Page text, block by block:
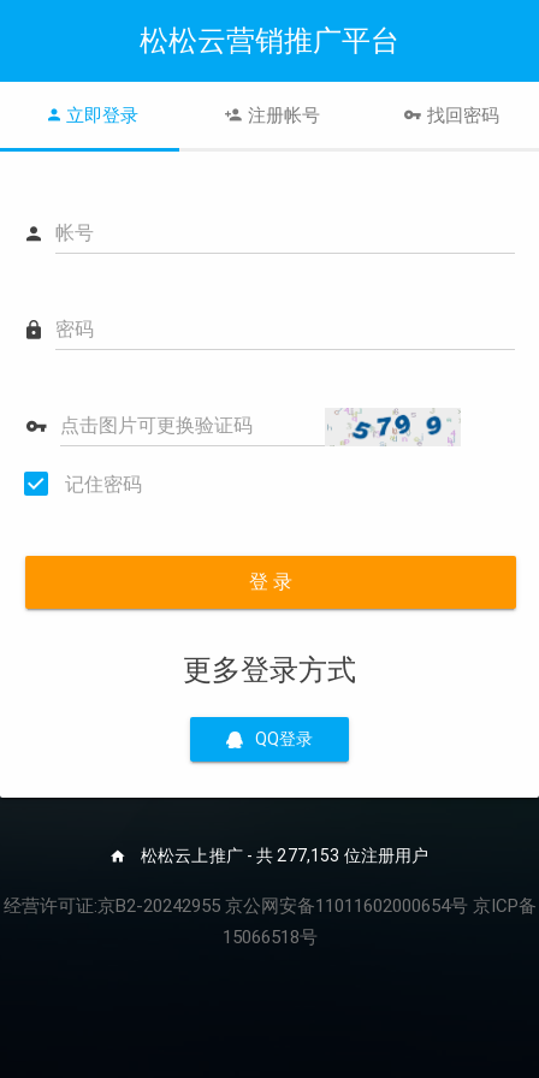
松松云营销推广平台
立即登录 注册帐号 找回密码
帐号
密码
点击图片可更换验证码
记住密码
登 录
更多登录方式
QQ登录
松松云上推广 - 共 277,153 位注册用户
经营许可证:京B2-20242955 京公网安备11011602000654号 京ICP备
15066518号